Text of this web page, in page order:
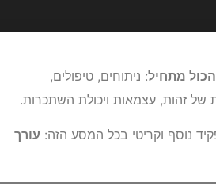
מתחיל: ניתוחים, טיפולים,
של זהות, עצמאות ויכולת השתכרות.
נוסף וקריטי בכל המסע הזה: עורך